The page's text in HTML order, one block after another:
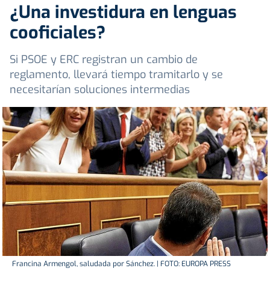
¿Una investidura en lenguas
cooficiales?
Si PSOE y ERC registran un cambio de
reglamento, llevará tiempo tramitarlo y se
necesitarían soluciones intermedias
Francina Armengol, saludada por Sánchez. | FOTO: EUROPA PRESS